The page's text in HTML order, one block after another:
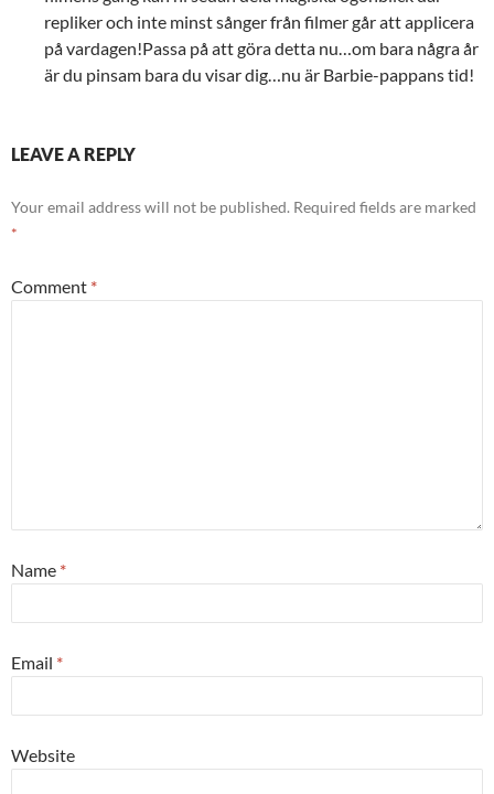
repliker och inte minst sånger från filmer går att applicera
på vardagen!Passa på att göra detta nu…om bara några år
är du pinsam bara du visar dig…nu är Barbie-pappans tid!
LEAVE A REPLY
Your email address will not be published. Required fields are marked
*
Comment *
Name *
Email *
Website